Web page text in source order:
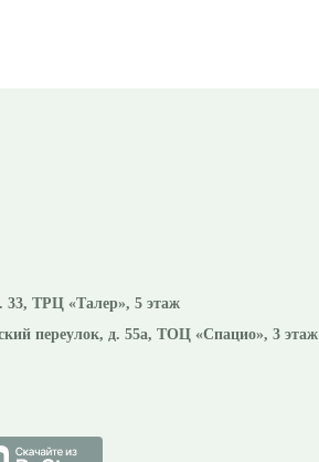
33, ТРЦ «Талер», 5 этаж
переулок, д. 55а, ТОЦ «Спацио», 3 этаж